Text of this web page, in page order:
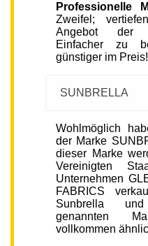
Professionelle
Zweifel;
Angebot der
Einfacher zu
günstiger im Preis!
SUNBRELLA
Wohlmöglich
der Marke
dieser Marke
Vereinigten
Unternehmen
FABRICS
Sunbrella
genannten
vollkommen